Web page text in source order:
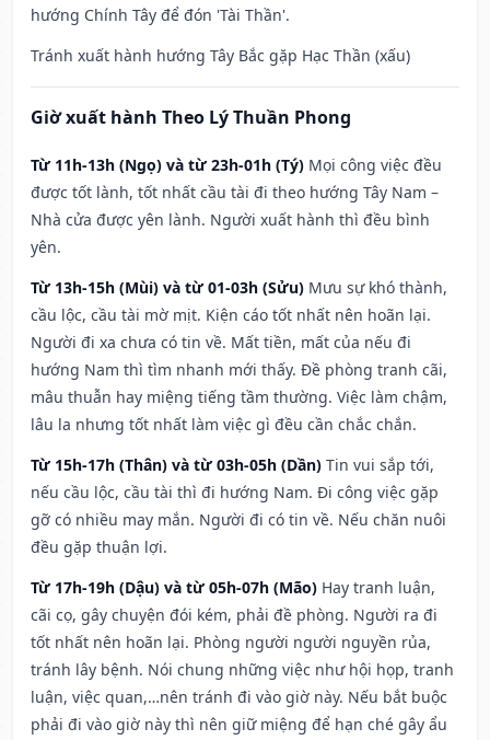
hướng Chính Tây để đón 'Tài Thần'.
Tránh xuất hành hướng Tây Bắc gặp Hạc Thần (xấu)
Giờ xuất hành Theo Lý Thuần Phong
Từ 11h-13h (Ngọ) và từ 23h-01h (Tý) Mọi công việc đều
được tốt lành, tốt nhất cầu tài đi theo hướng Tây Nam –
Nhà cửa được yên lành. Người xuất hành thì đều bình
yên.
Từ 13h-15h (Mùi) và từ 01-03h (Sửu) Mưu sự khó thành,
cầu lộc, cầu tài mờ mịt. Kiện cáo tốt nhất nên hoãn lại.
Người đi xa chưa có tin về. Mất tiền, mất của nếu đi
hướng Nam thì tìm nhanh mới thấy. Đề phòng tranh cãi,
mâu thuẫn hay miệng tiếng tầm thường. Việc làm chậm,
lâu la nhưng tốt nhất làm việc gì đều cần chắc chắn.
Từ 15h-17h (Thân) và từ 03h-05h (Dần) Tin vui sắp tới,
nếu cầu lộc, cầu tài thì đi hướng Nam. Đi công việc gặp
gỡ có nhiều may mắn. Người đi có tin về. Nếu chăn nuôi
đều gặp thuận lợi.
Từ 17h-19h (Dậu) và từ 05h-07h (Mão) Hay tranh luận,
cãi cọ, gây chuyện đói kém, phải đề phòng. Người ra đi
tốt nhất nên hoãn lại. Phòng người người nguyền rủa,
tránh lây bệnh. Nói chung những việc như hội họp, tranh
luận, việc quan,…nên tránh đi vào giờ này. Nếu bắt buộc
phải đi vào giờ này thì nên giữ miệng để hạn ché gây ẩu